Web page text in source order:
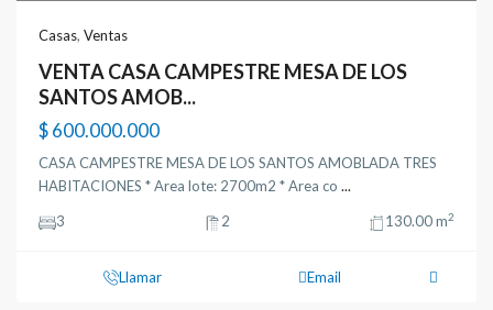
Casas, Ventas
VENTA CASA CAMPESTRE MESA DE LOS
SANTOS AMOB...
$ 600.000.000
CASA CAMPESTRE MESA DE LOS SANTOS AMOBLADA TRES
HABITACIONES * Area lote: 2700m2 * Area co ...
3
2 130.00 m2
Llamar Email